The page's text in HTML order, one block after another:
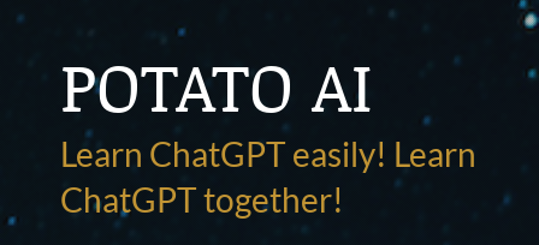
POTATO AI
Learn ChatGPT easily! Learn
ChatGPT together!